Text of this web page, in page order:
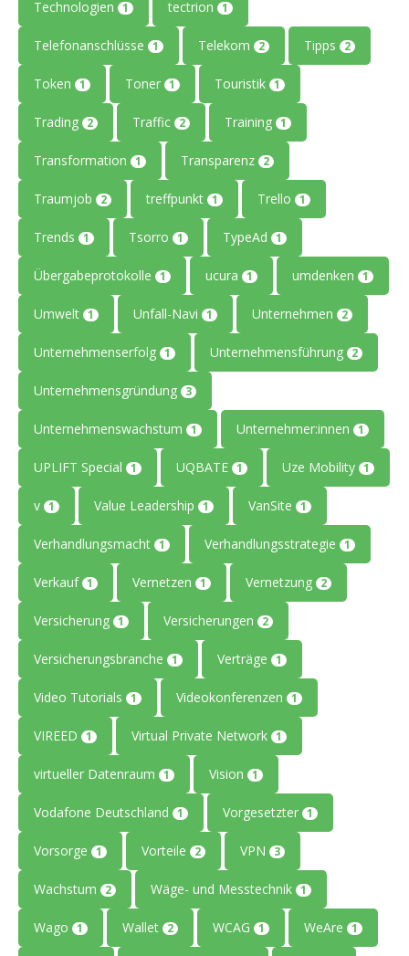
Technologien 1 tectrion 1
Telefonanschlüsse 1 Telekom 2 Tipps 2
Token 1 Toner 1 Touristik 1
Trading 2 Traffic 2 Training 1
Transformation 1 Transparenz 2
Traumjob 2 treffpunkt 1 Trello 1
Trends 1 Tsorro 1 TypeAd 1
Übergabeprotokolle 1 ucura 1 umdenken 1
Umwelt 1 Unfall-Navi 1 Unternehmen 2
Unternehmenserfolg 1 Unternehmensführung 2
Unternehmensgründung 3
Unternehmenswachstum 1 Unternehmer:innen 1
UPLIFT Special 1 UQBATE 1 Uze Mobility 1
v 1 Value Leadership 1 VanSite 1
Verhandlungsmacht 1 Verhandlungsstrategie 1
Verkauf 1 Vernetzen 1 Vernetzung 2
Versicherung 1 Versicherungen 2
Versicherungsbranche 1 Verträge 1
Video Tutorials 1 Videokonferenzen 1
VIREED 1 Virtual Private Network 1
virtueller Datenraum 1 Vision 1
Vodafone Deutschland 1 Vorgesetzter 1
Vorsorge 1 Vorteile 2 VPN 3
Wachstum 2 Wäge- und Messtechnik 1
Wago 1 Wallet 2 WCAG 1 WeAre 1